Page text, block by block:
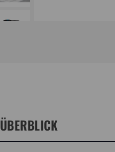
ÜBERBLICK